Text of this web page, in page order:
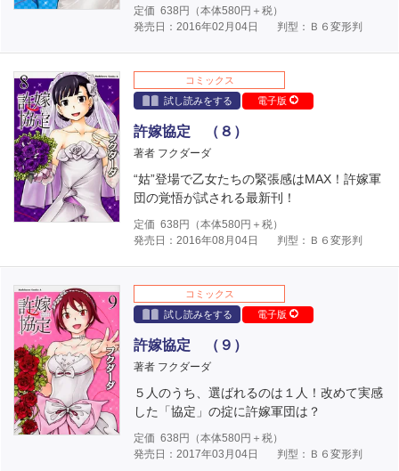
定価 638 円（本体580円＋税）
発売日：2016年02月04日
判型：Ｂ６変形判
コミックス
試し読みをする
電子版
許嫁協定 （８）
著者 フクダーダ
“姑”登場で乙女たちの緊張感はMAX！許嫁軍
団の覚悟が試される最新刊！
定価 638 円（本体580円＋税）
発売日：2016年08月04日
判型：Ｂ６変形判
コミックス
試し読みをする
電子版
許嫁協定 （９）
著者 フクダーダ
５人のうち、選ばれるのは１人！改めて実感
した「協定」の掟に許嫁軍団は？
定価 638 円（本体580円＋税）
発売日：2017年03月04日
判型：Ｂ６変形判